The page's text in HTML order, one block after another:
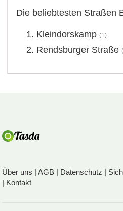
Die beliebtesten Straßen
Kleindorskamp (1)
Rendsburger Straße
Über uns |AGB Datenschutz
Kontakt